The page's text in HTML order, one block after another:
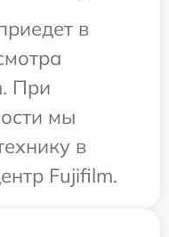
в
При
мы
в
Fujifilm.